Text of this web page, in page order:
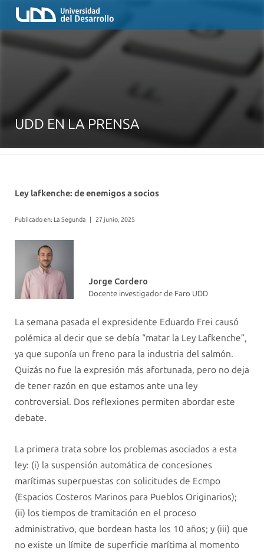
UDD EN LA PRENSA
Ley lafkenche: de enemigos a socios
Publicado en: La Segunda | 27 junio, 2025
Jorge Cordero
Docente investigador de Faro UDD
La semana pasada el expresidente Eduardo Frei causó
polémica al decir que se debía “matar la Ley Lafkenche”,
ya que suponía un freno para la industria del salmón.
Quizás no fue la expresión más afortunada, pero no deja
de tener razón en que estamos ante una ley
controversial. Dos reflexiones permiten abordar este
debate.
La primera trata sobre los problemas asociados a esta
ley: (i) la suspensión automática de concesiones
marítimas superpuestas con solicitudes de Ecmpo
(Espacios Costeros Marinos para Pueblos Originarios);
(ii) los tiempos de tramitación en el proceso
administrativo, que bordean hasta los 10 años; y (iii) que
no existe un límite de superficie marítima al momento